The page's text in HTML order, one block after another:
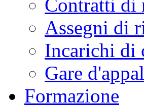
Contratti di
Assegni di
Incarichi di
Gare
Formazione